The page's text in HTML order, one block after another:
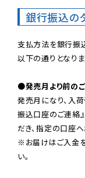
銀行振込の
支払方法を銀行振
以下の通りとなりま
●発売月より前の
発売月になり、入
振込口座のご連絡
だき、指定の口座
※お届けはご入金
い。